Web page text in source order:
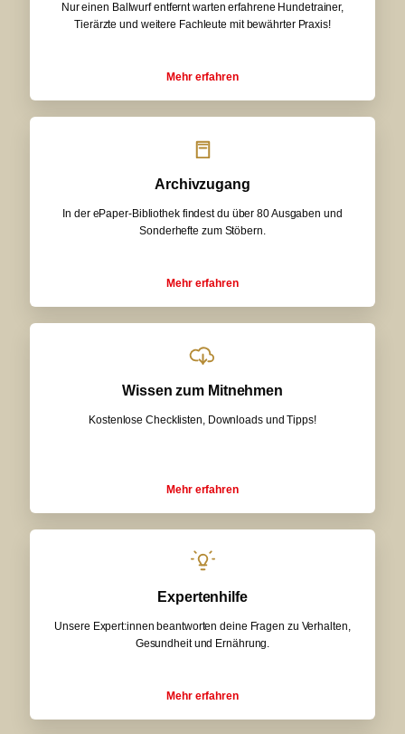
Nur einen Ballwurf entfernt warten erfahrene Hundetrainer,
Tierärzte und weitere Fachleute mit bewährter Praxis!
Mehr erfahren
Archivzugang
In der ePaper-Bibliothek findest du über 80 Ausgaben und
Sonderhefte zum Stöbern.
Mehr erfahren
Wissen zum Mitnehmen
Kostenlose Checklisten, Downloads und Tipps!
Mehr erfahren
Expertenhilfe
Unsere Expert:innen beantworten deine Fragen zu Verhalten,
Gesundheit und Ernährung.
Mehr erfahren